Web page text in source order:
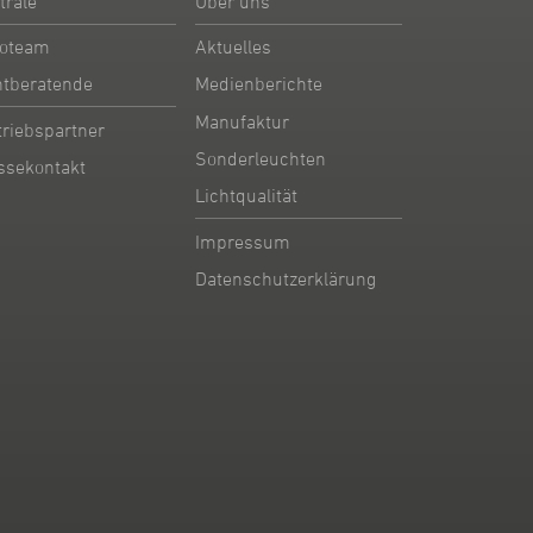
Aktuelles
Medienberichte
Manufaktur
Sonderleuchten
Lichtqualität
Impressum
Datenschutzerklärung